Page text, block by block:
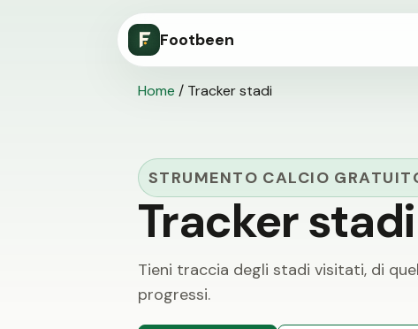
Footbeen
Home / Tracker stadi
STRUMENTO CALCIO
Tracker stadi
Tieni traccia degli stadi visitati, di
progressi.